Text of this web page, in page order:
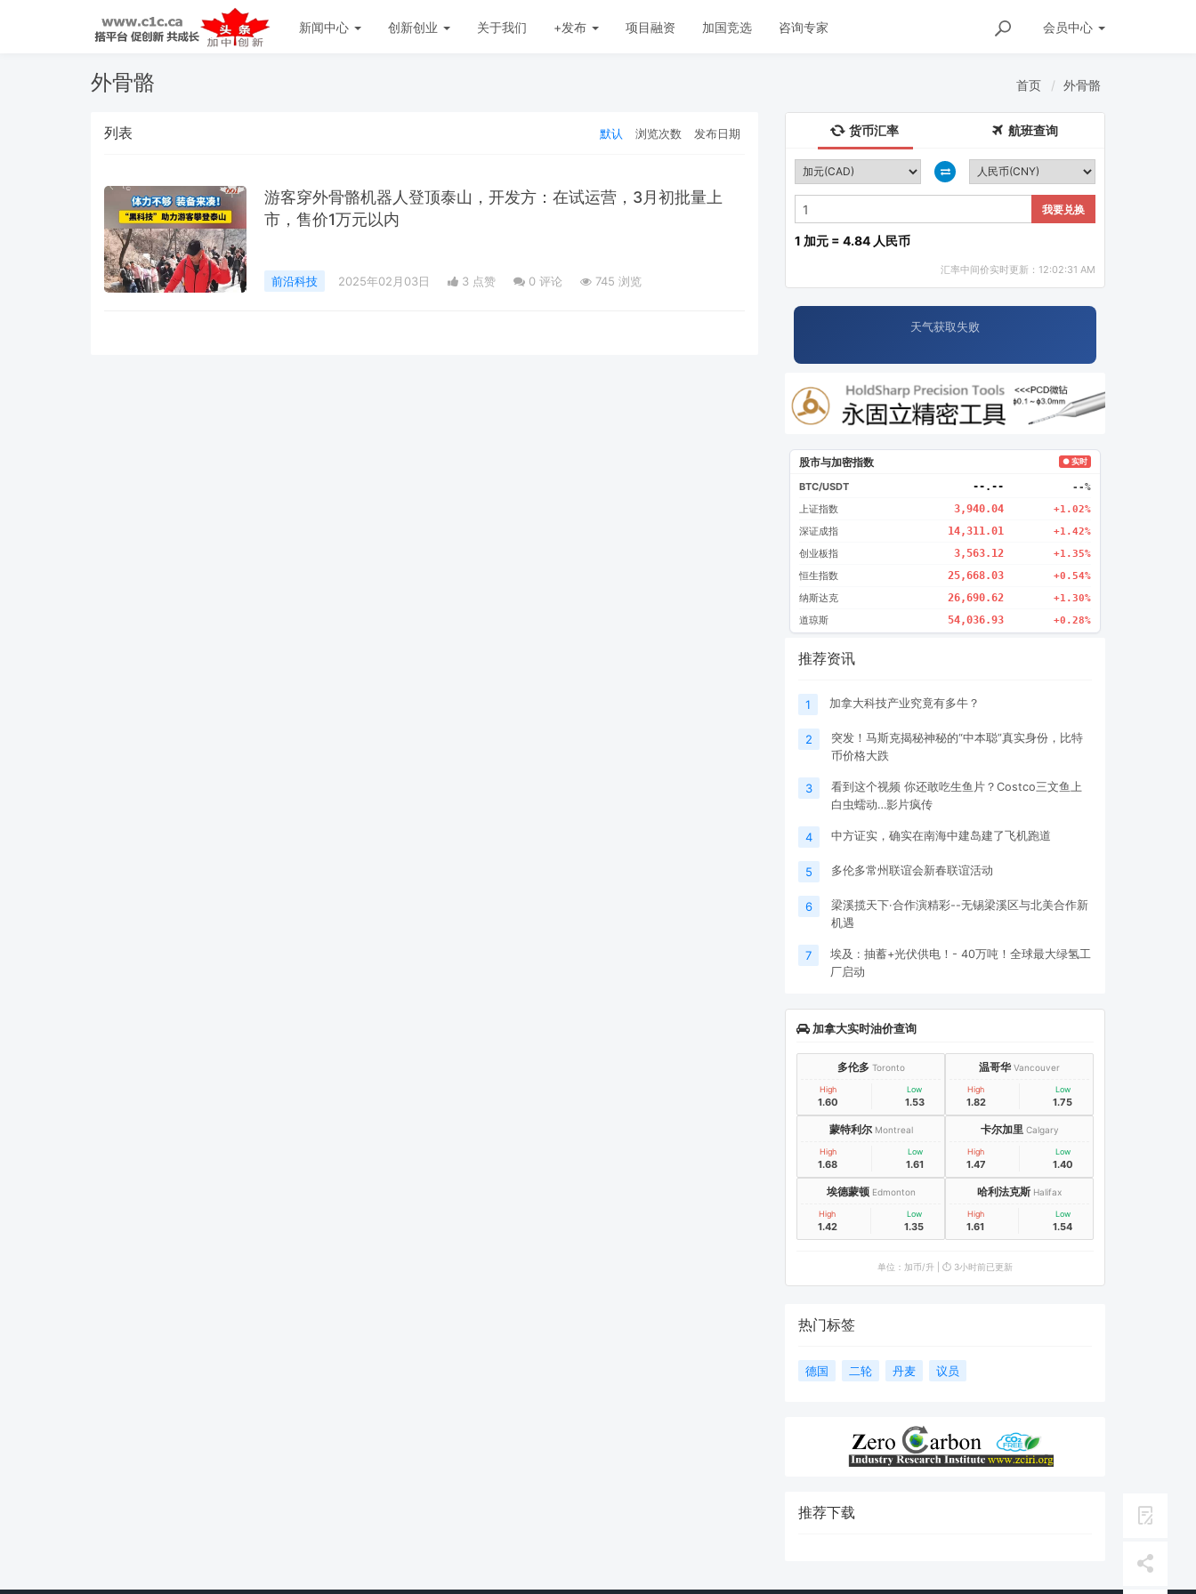
会员中心
新闻中心 创新创业 关于我们 +发布 项目融资 加国竞选 咨询专家
外骨骼 首页 外骨骼
列表 默认 浏览次数 发布日期
游客穿外骨骼机器人登顶泰山，开发方：在试运营，3月初批量上
市，售价1万元以内
前沿科技 2025年02月03日 3 点赞 0 评论 745 浏览
货币汇率 航班查询
我要兑换
1 加元 = 4.84 人民币
汇率中间价实时更新：12:02:31 AM
天气获取失败
股市与加密指数 ● 实时
BTC/USDT --.-- --%
上证指数 3,940.04 +1.02%
深证成指 14,311.01 +1.42%
创业板指 3,563.12 +1.35%
恒生指数 25,668.03 +0.54%
纳斯达克 26,690.62 +1.30%
道琼斯 54,036.93 +0.28%
推荐资讯
1 加拿大科技产业究竟有多牛？
2
突发！马斯克揭秘神秘的“中本聪”真实身份，比特
币价格大跌
3
看到这个视频 你还敢吃生鱼片？Costco三文鱼上
白虫蠕动…影片疯传
4 中方证实，确实在南海中建岛建了飞机跑道
5 多伦多常州联谊会新春联谊活动
6
梁溪揽天下·合作演精彩--无锡梁溪区与北美合作新
机遇
7
埃及 : 抽蓄+光伏供电！- 40万吨！全球最大绿氢工
厂启动
加拿大实时油价查询
多伦多 Toronto
High
1.60
Low
1.53
温哥华 Vancouver
High
1.82
Low
1.75
蒙特利尔 Montreal
High
1.68
Low
1.61
卡尔加里 Calgary
High
1.47
Low
1.40
埃德蒙顿 Edmonton
High
1.42
Low
1.35
哈利法克斯 Halifax
High
1.61
Low
1.54
单位：加币/升 | ⏱️ 3小时前已更新
热门标签
德国 二轮 丹麦 议员
推荐下载